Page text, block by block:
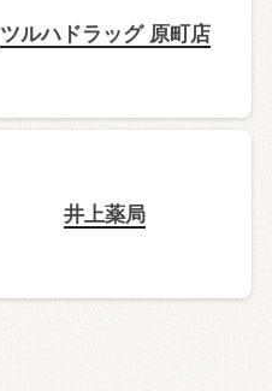
ツルハドラッグ 原町店
井上薬局